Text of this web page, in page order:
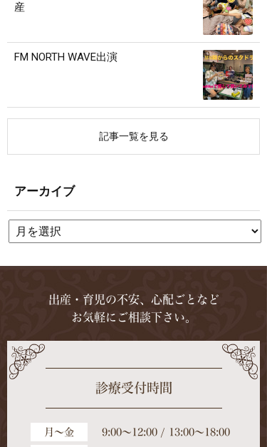
産
FM NORTH WAVE出演
記事一覧を見る
アーカイブ
出産・育児の不安、心配ごとなど
お気軽にご相談下さい。
診療受付時間
月～金 9:00～12:00 / 13:00～18:00